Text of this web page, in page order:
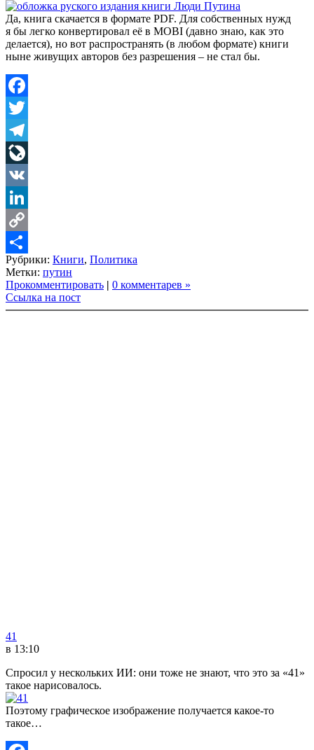
Да, книга скачается в формате PDF. Для собственных нужд
я бы легко конвертировал её в MOBI (давно знаю, как это
делается), но вот распространять (в любом формате) книги
ныне живущих авторов без разрешения – не стал бы.
Facebook
Twitter
Telegram
LiveJournal
VK
LinkedIn
Copy
Link
Share
Рубрики: Книги, Политика
Метки: путин
Прокомментировать | 0 комментарев »
Ссылка на пост
41
в 13:10
Спросил у нескольких ИИ: они тоже не знают, что это за «41»
такое нарисовалось.
Поэтому графическое изображение получается какое-то
такое…